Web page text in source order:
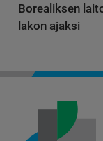
Borealiksen
lakon ajaksi